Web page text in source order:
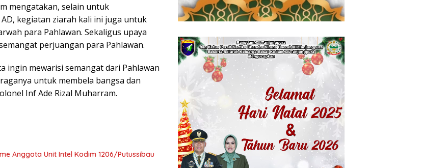
mengatakan, selain untuk
kegiatan ziarah kali ini juga untuk
para Pahlawan. Sekaligus upaya
perjuangan para Pahlawan.
ingin mewarisi semangat dari Pahlawan
untuk membela bangsa dan
Inf Ade Rizal Muharram.
Anggota Unit Intel Kodim 1206/Putussibau